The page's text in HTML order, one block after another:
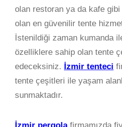
olan restoran ya da kafe
olan en güvenilir tente
İstenildiği zaman kumanda
özelliklere sahip olan tente
edeceksiniz. İzmir tenteci
tente çeşitleri ile yaşam
sunmaktadır.